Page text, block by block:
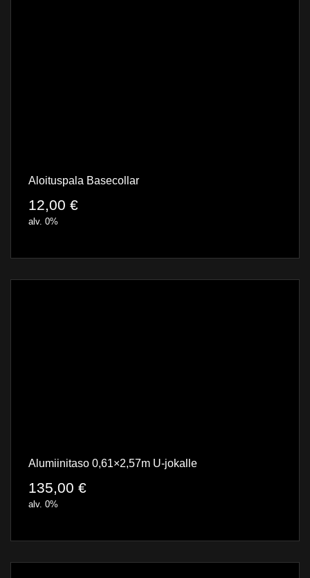
Aloituspala Basecollar
12,00 €
alv. 0%
Alumiinitaso 0,61×2,57m U-jokalle
135,00 €
alv. 0%